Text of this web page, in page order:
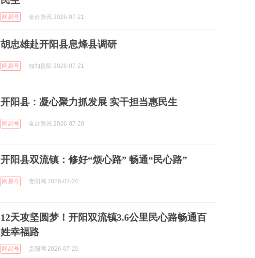
网易号 金台资讯 2026-07-21
胡忠雄赴开阳县息烽县调研
网易号 知知贵阳 2026-07-21
开阳县：凝心聚力抓发展 实干担当惠民生
网易号 金台资讯 2026-07-20
开阳县双流镇：修好“烦心路” 畅通“民心路”
网易号 贵阳网 2026-07-20
12天攻坚圆梦！开阳双流镇3.6公里民心路畅通百
姓幸福路
网易号 贵阳网 2026-07-20